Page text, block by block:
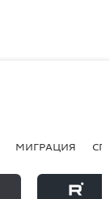
МИГРАЦИЯ